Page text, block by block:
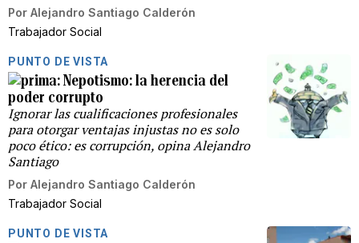
Por Alejandro Santiago Calderón
Trabajador Social
PUNTO DE VISTA
Nepotismo: la herencia del
poder corrupto
Ignorar las cualificaciones profesionales
para otorgar ventajas injustas no es solo
poco ético: es corrupción, opina Alejandro
Santiago
Por Alejandro Santiago Calderón
Trabajador Social
PUNTO DE VISTA